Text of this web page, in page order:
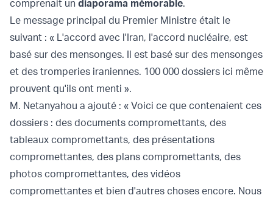
comprenait un diaporama mémorable.
Le message principal du Premier Ministre était le
suivant : « L'accord avec l'Iran, l'accord nucléaire, est
basé sur des mensonges. Il est basé sur des mensonges
et des tromperies iraniennes. 100 000 dossiers ici même
prouvent qu'ils ont menti ».
M. Netanyahou a ajouté : « Voici ce que contenaient ces
dossiers : des documents compromettants, des
tableaux compromettants, des présentations
compromettantes, des plans compromettants, des
photos compromettantes, des vidéos
compromettantes et bien d'autres choses encore. Nous